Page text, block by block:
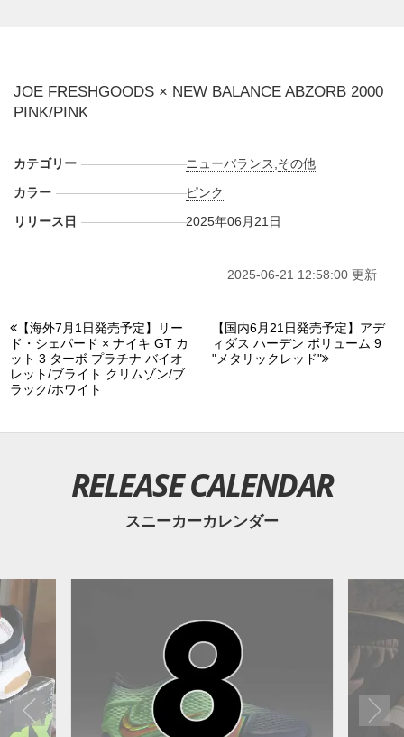
JOE FRESHGOODS × NEW BALANCE ABZORB 2000
PINK/PINK
カテゴリー ニューバランス その他
カラー
ピンク
リリース日
2025年06月21日
2025-06-21 12:58:00 更新
【海外7月1日発売予定】リー
ド・シェパード × ナイキ GT カ
ット 3 ターボ プラチナ バイオ
レット/ブライト クリムゾン/ブ
ラック/ホワイト
【国内6月21日発売予定】アデ
ィダス ハーデン ボリューム 9
"メタリックレッド"
RELEASE CALENDAR
スニーカーカレンダー